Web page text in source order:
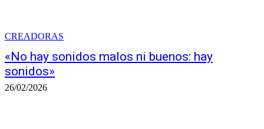
CREADORAS
«No hay sonidos malos ni buenos: hay
sonidos»
26/02/2026